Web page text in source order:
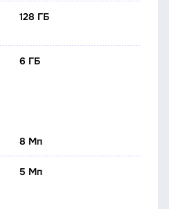
128 ГБ
6 ГБ
8 Мп
5 Мп